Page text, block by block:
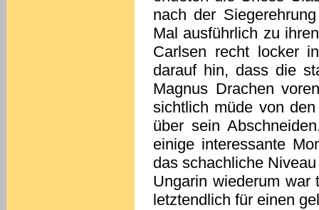
nach der
Mal ausführlich zu
Carlsen recht locker
darauf hin, dass die
Magnus Drachen
sichtlich müde von
über sein
einige interessante
das schachliche
Ungarin wiederum war
letztendlich für einen